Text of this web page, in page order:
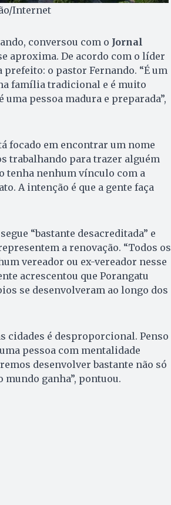
Internet
conversou com o Jornal
aproxima. De acordo com o líder
o pastor Fernando. “É um
família tradicional e é muito
pessoa madura e preparada”,
focado em encontrar um nome
trabalhando para trazer alguém
tenha nenhum vínculo com a
A intenção é que a gente faça
“bastante desacreditada” e
a renovação. “Todos os
vereador ou ex-vereador nesse
acrescentou que Porangatu
se desenvolveram ao longo dos
cidades é desproporcional. Penso
pessoa com mentalidade
desenvolver bastante não só
mundo ganha”, pontuou.